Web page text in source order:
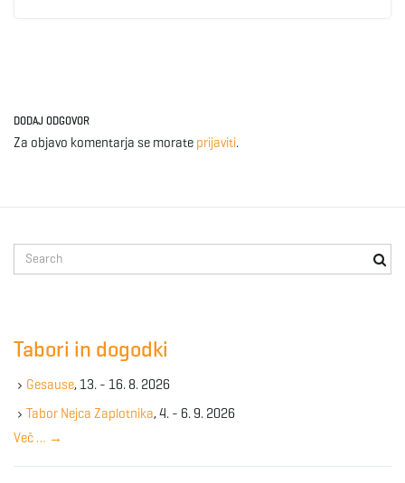
DODAJ ODGOVOR
Za objavo komentarja se morate prijaviti.
e
e
y
w
r
Tabori in dogodki
Gesause, 13. - 16. 8. 2026
Tabor Nejca Zaplotnika, 4. - 6. 9. 2026
Več … →